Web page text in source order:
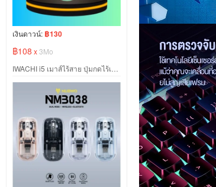
เงินดาวน์: ฿130
฿108 x3Mo